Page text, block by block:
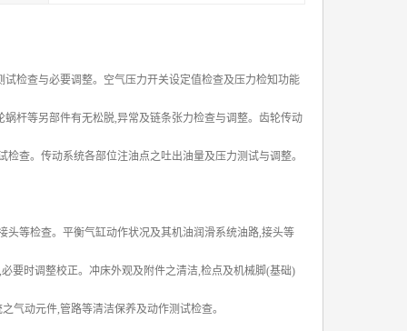
检查与必要调整。空气压力开关设定值检查及压力检知功能
杆等另部件有无松脱,异常及链条张力检查与调整。齿轮传动
查。传动系统各部位注油点之吐出油量及压力测试与调整。
等检查。平衡气缸动作状况及其机油润滑系统油路,接头等
要时调整校正。冲床外观及附件之清洁,检点及机械脚(基础)
气动元件,管路等清洁保养及动作测试检查。